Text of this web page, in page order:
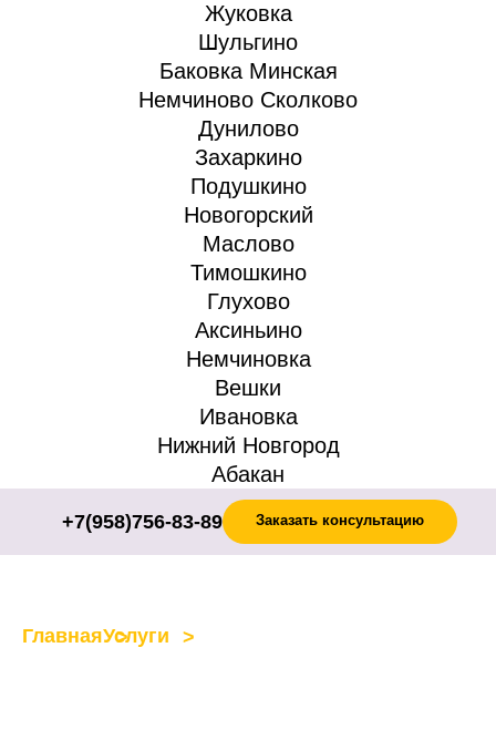
Жуковка
Шульгино
Баковка Минская
Немчиново Сколково
Дунилово
Захаркино
Подушкино
Новогорский
Маслово
Тимошкино
Глухово
Аксиньино
Немчиновка
Вешки
Ивановка
Нижний Новгород
Абакан
+7(958)756-83-89 Заказать консультацию
ГлавнаяУслуги Фумигация груза